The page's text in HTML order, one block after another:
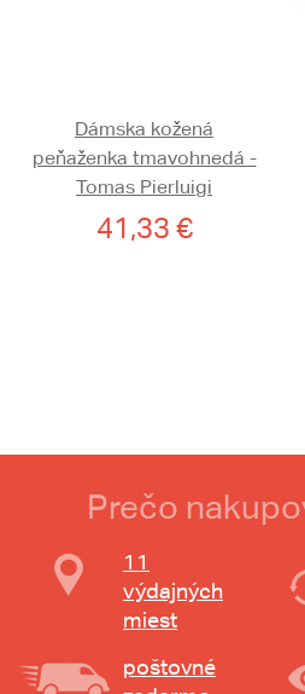
Dámska kožená
peňaženka tmavohnedá -
Tomas Pierluigi
41,33 €
Prečo
11
výdajných
miest
poštovné